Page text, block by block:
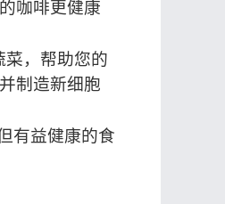
咖啡更健康
菜，帮助您的
制造新细胞
有益健康的食